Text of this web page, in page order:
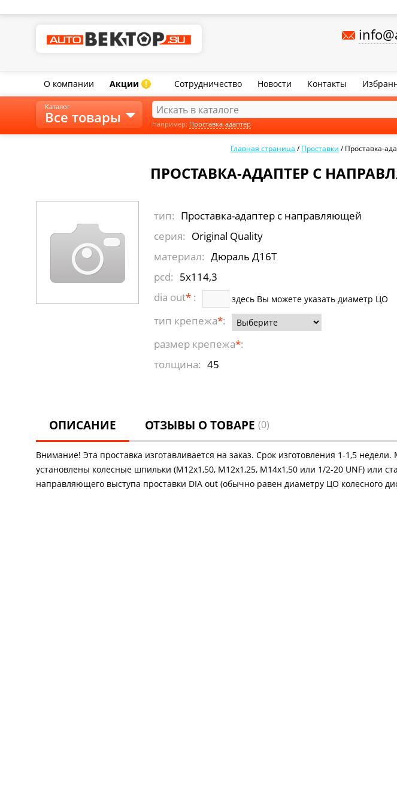
О компании Акции ! Сотрудничество Новости Контакты
Главная страница /Проставки /Проставка-
ПРОСТАВКА-АДАПТЕР С
тип: Проставка-адаптер с направляющей
серия: Original Quality
материал: Дюраль Д16Т
pcd: 5x114,3
dia out*: здесь Вы можете указать диаметр ЦО
тип крепежа*:
размер крепежа*:
толщина: 45
ОПИСАНИЕ ОТЗЫВЫ О ТОВАРЕ (0)
Внимание! Эта проставка изготавливается на заказ. Срок изготовления 1-1,5
установлены колесные шпильки (М12х1,50, М12х1,25, М14х1,50 или 1/2-20 UNF) или
направляющего выступа проставки DIA out (обычно равен диаметру ЦО колесного
Каталог
Все товары Например: Проставка-адаптер